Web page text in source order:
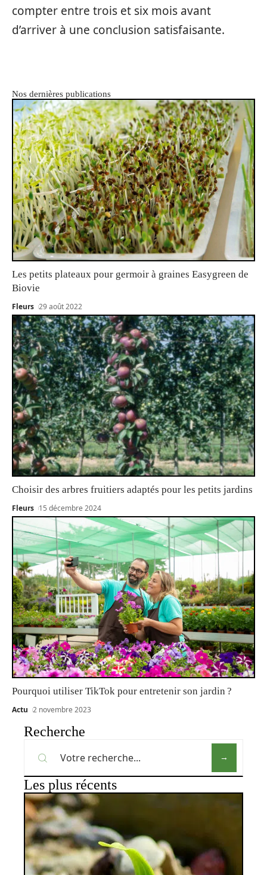
compter entre trois et six mois avant
d’arriver à une conclusion satisfaisante.
Nos dernières publications
Les petits plateaux pour germoir à graines Easygreen de
Biovie
Fleurs 29 août 2022
Choisir des arbres fruitiers adaptés pour les petits jardins
Fleurs 15 décembre 2024
Pourquoi utiliser TikTok pour entretenir son jardin ?
Actu 2 novembre 2023
Recherche
Les plus récents